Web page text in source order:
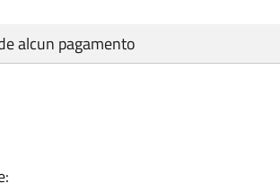
alcun pagamento